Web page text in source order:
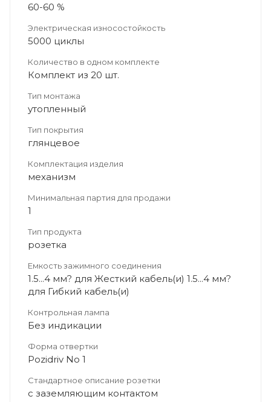
60-60 %
Электрическая износостойкость
5000 циклы
Количество в одном комплекте
Комплект из 20 шт.
Тип монтажа
утопленный
Тип покрытия
глянцевое
Комплектация изделия
механизм
Минимальная партия для продажи
1
Тип продукта
розетка
Емкость зажимного соединения
1.5...4 мм? для Жесткий кабель(и) 1.5...4 мм?
для Гибкий кабель(и)
Контрольная лампа
Без индикации
Форма отвертки
Pozidriv No 1
Стандартное описание розетки
с заземляющим контактом